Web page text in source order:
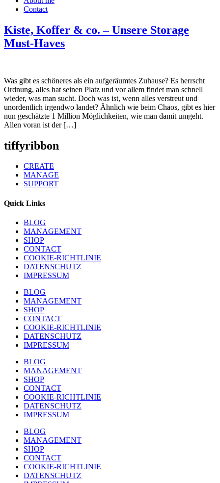
Contact
Kiste, Koffer & co. – Unsere Storage
Must-Haves
Was gibt es schöneres als ein aufgeräumtes Zuhause? Es herrscht
Ordnung, alles hat seinen Platz und vor allem findet man schnell
wieder, was man sucht. Doch was ist, wenn alles verstreut und
unordentlich irgendwo landet? Ähnlich wie beim Chaos, gibt es hier
nun geschätzte 1 Million Möglichkeiten, wie man damit umgeht.
Allen voran ist der […]
tiffyribbon
CREATE
MANAGE
SUPPORT
Quick Links
BLOG
MANAGEMENT
SHOP
CONTACT
COOKIE-RICHTLINIE
DATENSCHUTZ
IMPRESSUM
BLOG
MANAGEMENT
SHOP
CONTACT
COOKIE-RICHTLINIE
DATENSCHUTZ
IMPRESSUM
BLOG
MANAGEMENT
SHOP
CONTACT
COOKIE-RICHTLINIE
DATENSCHUTZ
IMPRESSUM
BLOG
MANAGEMENT
SHOP
CONTACT
COOKIE-RICHTLINIE
DATENSCHUTZ